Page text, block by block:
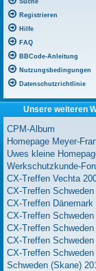
Suche
Registrieren
Hilfe
FAQ
BBCode-Anleitung
Nutzungsbedingungen
Datenschutzrichtlinie
Unsere weiteren
CPM-Album
Homepage Meyer-
Uwes kleine
Werkschutzkunde-
CX-Treffen Vechta
CX-Treffen Schweden
CX-Treffen Dänemark
CX-Treffen Schweden
CX-Treffen Schweden
CX-Treffen Schweden
CX-Treffen Schweden
Schweden (Skane)